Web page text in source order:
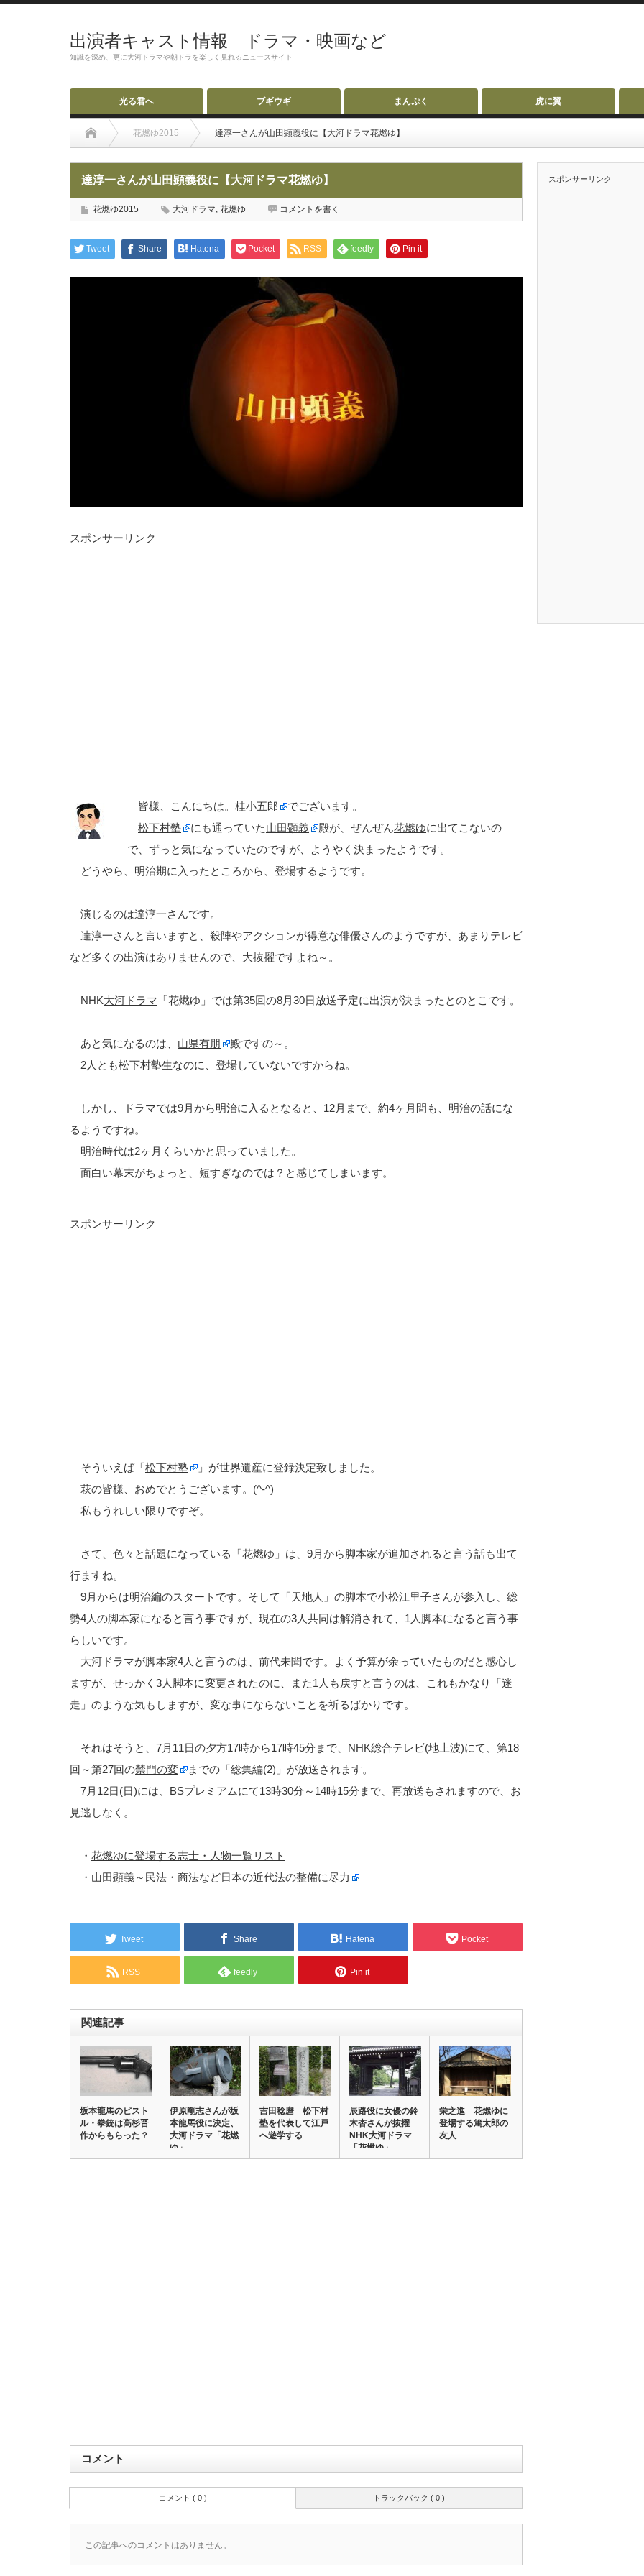
出演者キャスト情報 ドラマ・映画など
知識を深め、更に大河ドラマや朝ドラを楽しく見れるニュースサイト
光る君へ ブギウギ まんぷく 虎に翼
花燃ゆ2015 達淳一さんが山田顕義役に【大河ドラマ花燃ゆ】
達淳一さんが山田顕義役に【大河ドラマ花燃ゆ】
花燃ゆ2015 大河ドラマ, 花燃ゆ コメントを書く
Tweet Share Hatena Pocket RSS feedly Pin it
スポンサーリンク
皆様、こんにちは。 桂小五郎
でございます。
松下村塾
にも通っていた山田顕義 殿が、ぜんぜん花燃ゆに出てこないの
で、ずっと気になっていたのですが、ようやく決まったようです。
どうやら、明治期に入ったところから、登場するようです。
演じるのは達淳一さんです。
達淳一さんと言いますと、殺陣やアクションが得意な俳優さんのようですが、あまりテレビ
など多くの出演はありませんので、大抜擢ですよね～。
NHK大河ドラマ 「花燃ゆ」では第35回の8月30日放送予定に出演が決まったとのとこです。
あと気になるのは、 山県有朋
殿ですの～。
2人とも松下村塾生なのに、登場していないですからね。
しかし、ドラマでは9月から明治に入るとなると、12月まで、約4ヶ月間も、明治の話にな
るようですね。
明治時代は2ヶ月くらいかと思っていました。
面白い幕末がちょっと、短すぎなのでは？と感じてしまいます。
スポンサーリンク
そういえば「松下村塾
」が世界遺産に登録決定致しました。
萩の皆様、おめでとうございます。(^-^)
私もうれしい限りですぞ。
さて、色々と話題になっている「花燃ゆ」は、9月から脚本家が追加されると言う話も出て
行ますね。
9月からは明治編のスタートです。そして「天地人」の脚本で小松江里子さんが参入し、総
勢4人の脚本家になると言う事ですが、現在の3人共同は解消されて、1人脚本になると言う事
らしいです。
大河ドラマが脚本家4人と言うのは、前代未聞です。よく予算が余っていたものだと感心し
ますが、せっかく3人脚本に変更されたのに、また1人も戻すと言うのは、これもかなり「迷
走」のような気もしますが、変な事にならないことを祈るばかりです。
それはそうと、7月11日の夕方17時から17時45分まで、NHK総合テレビ(地上波)にて、第18
回～第27回の禁門の変
までの「総集編(2)」が放送されます。
7月12日(日)には、BSプレミアムにて13時30分～14時15分まで、再放送もされますので、お
見逃しなく。
・ 花燃ゆに登場する志士・人物一覧リスト
・ 山田顕義～民法・商法など日本の近代法の整備に尽力
Tweet Share Hatena Pocket
RSS feedly Pin it
関連記事
坂本龍馬のピスト
ル・拳銃は高杉晋
作からもらった？
伊原剛志さんが坂
本龍馬役に決定、
大河ドラマ「花燃
ゆ」
吉田稔麿 松下村
塾を代表して江戸
へ遊学する
辰路役に女優の鈴
木杏さんが抜擢
NHK大河ドラマ
「花燃ゆ」
栄之進 花燃ゆに
登場する篤太郎の
友人
コメント
トラックバック ( 0 )
コメント ( 0 )
この記事へのコメントはありません。
スポンサーリンク